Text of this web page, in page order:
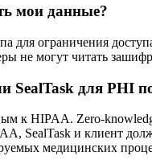
мои данные?
для ограничения
не могут читать
SealTask для PHI
к HIPAA. Zero-
SealTask и клиент
медицинских